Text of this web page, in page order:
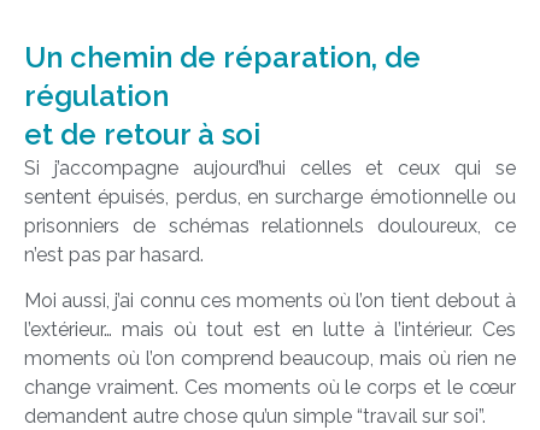
Un chemin de réparation, de
régulation
et de retour à soi
Si j’accompagne aujourd’hui celles et ceux qui se
sentent épuisés, perdus, en surcharge émotionnelle ou
prisonniers de schémas relationnels douloureux, ce
n’est pas par hasard.
Moi aussi, j’ai connu ces moments où l’on tient debout à
l’extérieur… mais où tout est en lutte à l’intérieur. Ces
moments où l’on comprend beaucoup, mais où rien ne
change vraiment. Ces moments où le corps et le cœur
demandent autre chose qu’un simple “travail sur soi”.